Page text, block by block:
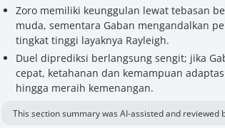
Zoro memiliki keunggulan lewat tebasan
muda, sementara Gaban mengandalkan
tingkat tinggi layaknya Rayleigh.
Duel diprediksi berlangsung sengit; jika
cepat, ketahanan dan kemampuan
hingga meraih kemenangan.
This section summary was AI-assisted and reviewed